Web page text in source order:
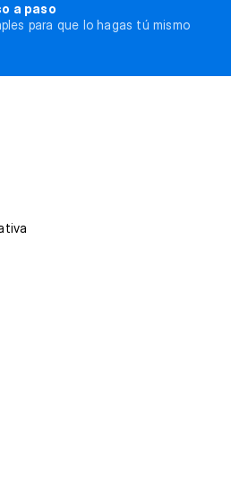
a paso
para que lo hagas tú mismo